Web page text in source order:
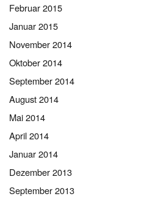
Februar 2015
Januar 2015
November 2014
Oktober 2014
September 2014
August 2014
Mai 2014
April 2014
Januar 2014
Dezember 2013
September 2013